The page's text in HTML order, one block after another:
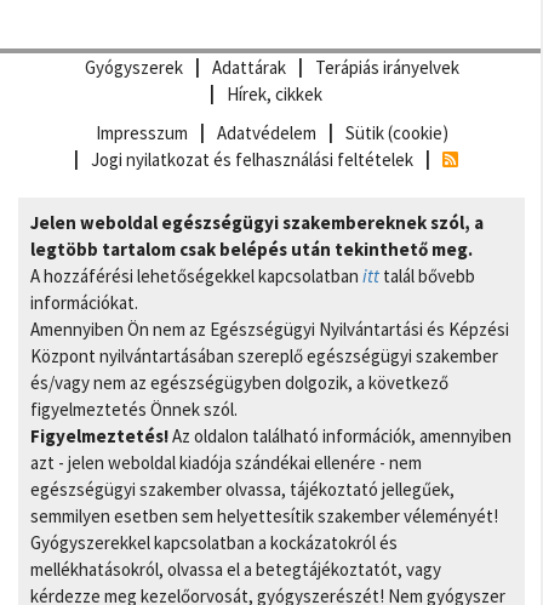
Gyógyszerek Adattárak
Terápiás irányelvek
Hírek, cikkek
Impresszum
Adatvédelem
Sütik (cookie)
Jogi nyilatkozat és felhasználási feltételek
Jelen weboldal egészségügyi szakembereknek szól, a
legtöbb tartalom csak belépés után tekinthető meg.
A hozzáférési lehetőségekkel kapcsolatban itt talál bővebb
információkat.
Amennyiben Ön nem az Egészségügyi Nyilvántartási és Képzési
Központ nyilvántartásában szereplő egészségügyi szakember
és/vagy nem az egészségügyben dolgozik, a következő
figyelmeztetés Önnek szól.
Figyelmeztetés!Az oldalon található információk, amennyiben
azt - jelen weboldal kiadója szándékai ellenére - nem
egészségügyi szakember olvassa, tájékoztató jellegűek,
semmilyen esetben sem helyettesítik szakember véleményét!
Gyógyszerekkel kapcsolatban a kockázatokról és
mellékhatásokról, olvassa el a betegtájékoztatót, vagy
kérdezze meg kezelőorvosát, gyógyszerészét! Nem gyógyszer